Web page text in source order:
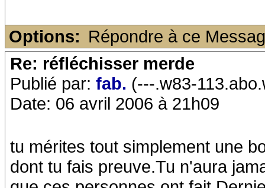
Options: Répondre à ce
Re: réfléchisser merde
Publié par: fab. (---.w83-
Date: 06 avril 2006 à 21h09
tu mérites tout simplement une
dont tu fais preuve.Tu n'aura